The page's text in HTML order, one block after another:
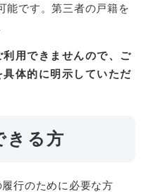
能です。第三者の戸籍を
用できませんので、ご
体的に明示していただ
きる方
行のために必要な方